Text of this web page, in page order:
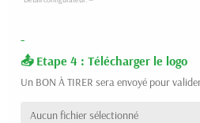
-
Etape 4 : Télécharger le logo
Un BON À TIRER sera envoyé pour
Aucun fichier sélectionné